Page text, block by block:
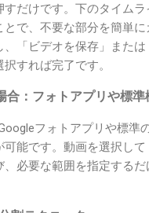
すだけです。下のタイム
で、不要な部分を簡単に
、「ビデオを保存」また
すれば完了です。
合：フォトアプリや標準
フォトアプリや標準
可能です。動画を選択し
、必要な範囲を指定するだ